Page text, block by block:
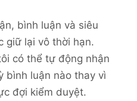
bình luận và siêu
giữ lại vô thời hạn.
có thể tự động nhận
bình luận nào thay vì
đợi kiểm duyệt.